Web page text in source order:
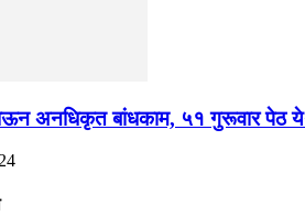
घेऊन अनधिकृत बांधकाम, ५१ गुरूवार पेठ